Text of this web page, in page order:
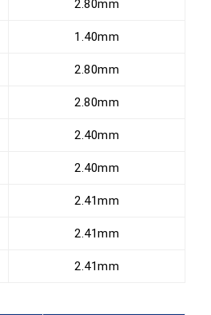
2.80mm
1.40mm
2.80mm
2.80mm
2.40mm
2.40mm
2.41mm
2.41mm
2.41mm